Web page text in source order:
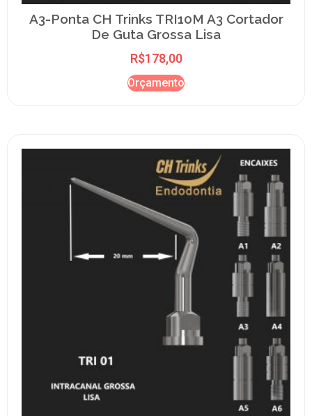
A3-Ponta CH Trinks TRI10M A3 Cortador
De Guta Grossa Lisa
R$178,00
Orçamento